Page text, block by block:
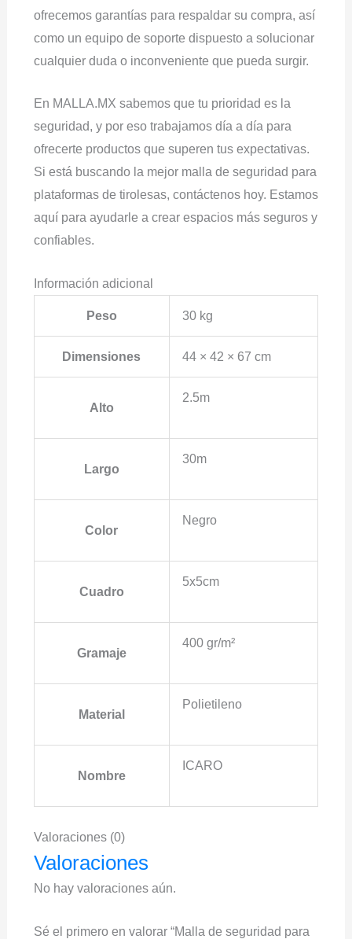
ofrecemos garantías para respaldar su compra, así
como un equipo de soporte dispuesto a solucionar
cualquier duda o inconveniente que pueda surgir.
En MALLA.MX sabemos que tu prioridad es la
seguridad, y por eso trabajamos día a día para
ofrecerte productos que superen tus expectativas.
Si está buscando la mejor malla de seguridad para
plataformas de tirolesas, contáctenos hoy. Estamos
aquí para ayudarle a crear espacios más seguros y
confiables.
Información adicional
Peso 30 kg
Dimensiones 44 × 42 × 67 cm
Alto
2.5m
Largo
30m
Color
Negro
Cuadro
5x5cm
Gramaje
400 gr/m²
Material
Polietileno
Nombre
ICARO
Valoraciones (0)
Valoraciones
No hay valoraciones aún.
Sé el primero en valorar “Malla de seguridad para